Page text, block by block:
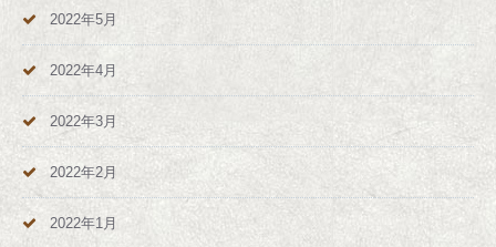
2022年5月
2022年4月
2022年3月
2022年2月
2022年1月